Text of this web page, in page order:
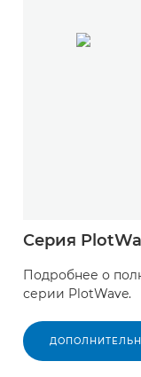
Серия
Подробнее о
серии PlotWave.